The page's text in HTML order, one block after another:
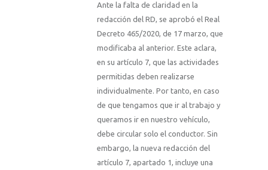
Ante la falta de claridad en la
redacción del RD, se aprobó el Real
Decreto 465/2020, de 17 marzo, que
modificaba al anterior. Este aclara,
en su artículo 7, que las actividades
permitidas deben realizarse
individualmente. Por tanto, en caso
de que tengamos que ir al trabajo y
queramos ir en nuestro vehículo,
debe circular solo el conductor. Sin
embargo, la nueva redacción del
artículo 7, apartado 1, incluye una